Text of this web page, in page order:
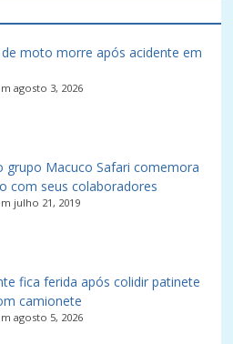
moto morre após acidente em
agosto 3, 2026
grupo Macuco Safari comemora
com seus colaboradores
julho 21, 2019
fica ferida após colidir patinete
camionete
agosto 5, 2026